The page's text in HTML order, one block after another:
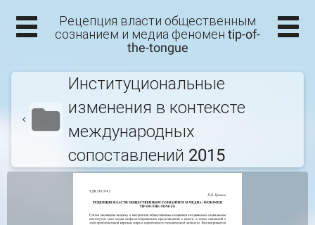
Рецепция власти общественным
сознанием и медиа феномен tip-of-
the-tongue
Институциональные
изменения в контексте
международных
сопоставлений 2015